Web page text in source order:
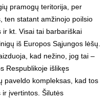
pramogų teritorija, per
ten statant amžinojo poilsio
ir kt. Visai tai barbariškai
iš Europos Sąjungos lėšų.
kad nežino, jog tai –
Respublikoje išlikęs
paveldo kompleksas, kad tos
įvertintos. Šilutės